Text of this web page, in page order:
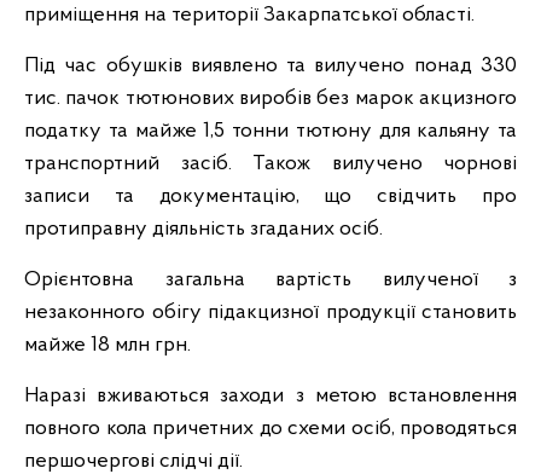
приміщення на території Закарпатської області.
Під час обушків виявлено та вилучено понад 330
тис. пачок тютюнових виробів без марок акцизного
податку та майже 1,5 тонни тютюну для кальяну та
транспортний засіб. Також вилучено чорнові
записи та документацію, що свідчить про
протиправну діяльність згаданих осіб.
Орієнтовна загальна вартість вилученої з
незаконного обігу підакцизної продукції становить
майже 18 млн грн.
Наразі вживаються заходи з метою встановлення
повного кола причетних до схеми осіб, проводяться
першочергові слідчі дії.